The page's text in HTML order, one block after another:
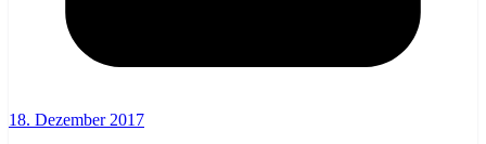
18. Dezember 2017